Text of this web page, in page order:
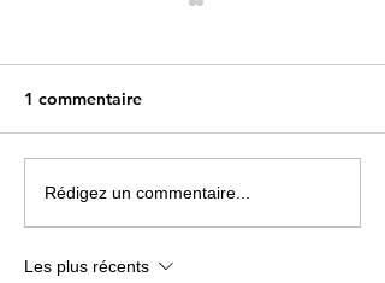
Une carte « musicale »
parfaitement insolite !
1 commentaire
Rédigez un commentaire...
Les plus récents